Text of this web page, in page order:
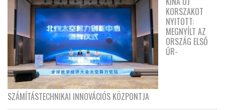
KORSZAKOT
NYITOTT:
MEGNYÍLT AZ
ORSZÁG ELSŐ
ŰR-
SZÁMÍTÁSTECHNIKAI INNOVÁCIÓS KÖZPONTJA